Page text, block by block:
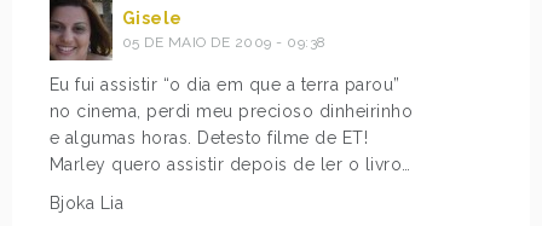
Gisele
05 DE MAIO DE 2009 - 09:38
Eu fui assistir “o dia em que a terra parou”
no cinema, perdi meu precioso dinheirinho
e algumas horas. Detesto filme de ET!
Marley quero assistir depois de ler o livro…
Bjoka Lia